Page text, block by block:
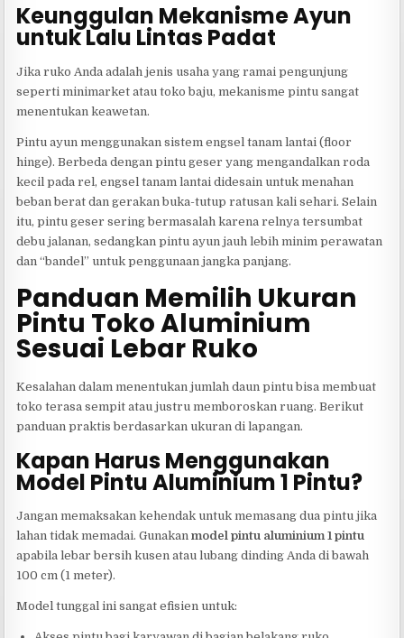
Keunggulan Mekanisme Ayun
untuk Lalu Lintas Padat
Jika ruko Anda adalah jenis usaha yang ramai pengunjung
seperti minimarket atau toko baju, mekanisme pintu sangat
menentukan keawetan.
Pintu ayun menggunakan sistem engsel tanam lantai (floor
hinge). Berbeda dengan pintu geser yang mengandalkan roda
kecil pada rel, engsel tanam lantai didesain untuk menahan
beban berat dan gerakan buka-tutup ratusan kali sehari. Selain
itu, pintu geser sering bermasalah karena relnya tersumbat
debu jalanan, sedangkan pintu ayun jauh lebih minim perawatan
dan “bandel” untuk penggunaan jangka panjang.
Panduan Memilih Ukuran
Pintu Toko Aluminium
Sesuai Lebar Ruko
Kesalahan dalam menentukan jumlah daun pintu bisa membuat
toko terasa sempit atau justru memboroskan ruang. Berikut
panduan praktis berdasarkan ukuran di lapangan.
Kapan Harus Menggunakan
Model Pintu Aluminium 1 Pintu?
Jangan memaksakan kehendak untuk memasang dua pintu jika
lahan tidak memadai. Gunakanmodel pintu aluminium 1 pintu
apabila lebar bersih kusen atau lubang dinding Anda di bawah
100 cm (1 meter).
Model tunggal ini sangat efisien untuk: